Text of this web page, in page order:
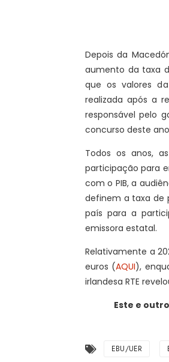
Depois da
aumento da taxa
que os valores
realizada após a
responsável pelo
concurso deste
Todos os anos,
participação para
com o PIB, a
definem a taxa de
país para a
emissora estatal.
Relativamente a
euros (AQUI),
irlandesa RTE
Este e
EBU/UER